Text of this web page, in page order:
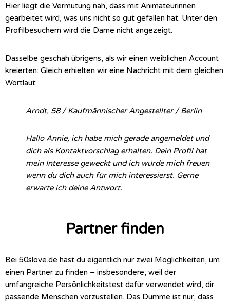
Hier liegt die Vermutung nah, dass mit Animateurinnen
gearbeitet wird, was uns nicht so gut gefallen hat. Unter den
Profilbesuchern wird die Dame nicht angezeigt.
Dasselbe geschah übrigens, als wir einen weiblichen Account
kreierten: Gleich erhielten wir eine Nachricht mit dem gleichen
Wortlaut:
Arndt, 58 / Kaufmännischer Angestellter / Berlin
Hallo Annie, ich habe mich gerade angemeldet und
dich als Kontaktvorschlag erhalten. Dein Profil hat
mein Interesse geweckt und ich würde mich freuen
wenn du dich auch für mich interessierst. Gerne
erwarte ich deine Antwort.
Partner finden
Bei 50slove.de hast du eigentlich nur zwei Möglichkeiten, um
einen Partner zu finden – insbesondere, weil der
umfangreiche Persönlichkeitstest dafür verwendet wird, dir
passende Menschen vorzustellen. Das Dumme ist nur, dass